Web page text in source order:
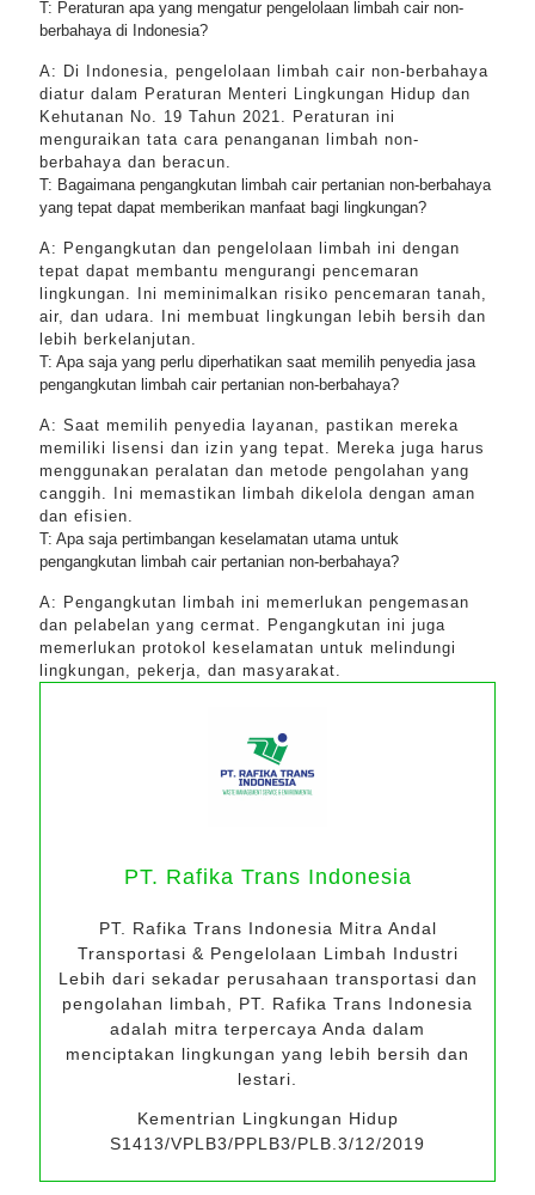
T: Peraturan apa yang mengatur pengelolaan limbah cair non-
berbahaya di Indonesia?
A: Di Indonesia, pengelolaan limbah cair non-berbahaya
diatur dalam Peraturan Menteri Lingkungan Hidup dan
Kehutanan No. 19 Tahun 2021. Peraturan ini
menguraikan tata cara penanganan limbah non-
berbahaya dan beracun.
T: Bagaimana pengangkutan limbah cair pertanian non-berbahaya
yang tepat dapat memberikan manfaat bagi lingkungan?
A: Pengangkutan dan pengelolaan limbah ini dengan
tepat dapat membantu mengurangi pencemaran
lingkungan. Ini meminimalkan risiko pencemaran tanah,
air, dan udara. Ini membuat lingkungan lebih bersih dan
lebih berkelanjutan.
T: Apa saja yang perlu diperhatikan saat memilih penyedia jasa
pengangkutan limbah cair pertanian non-berbahaya?
A: Saat memilih penyedia layanan, pastikan mereka
memiliki lisensi dan izin yang tepat. Mereka juga harus
menggunakan peralatan dan metode pengolahan yang
canggih. Ini memastikan limbah dikelola dengan aman
dan efisien.
T: Apa saja pertimbangan keselamatan utama untuk
pengangkutan limbah cair pertanian non-berbahaya?
A: Pengangkutan limbah ini memerlukan pengemasan
dan pelabelan yang cermat. Pengangkutan ini juga
memerlukan protokol keselamatan untuk melindungi
lingkungan, pekerja, dan masyarakat.
PT. Rafika Trans Indonesia
PT. Rafika Trans Indonesia Mitra Andal
Transportasi & Pengelolaan Limbah Industri
Lebih dari sekadar perusahaan transportasi dan
pengolahan limbah, PT. Rafika Trans Indonesia
adalah mitra terpercaya Anda dalam
menciptakan lingkungan yang lebih bersih dan
lestari.
Kementrian Lingkungan Hidup
S1413/VPLB3/PPLB3/PLB.3/12/2019